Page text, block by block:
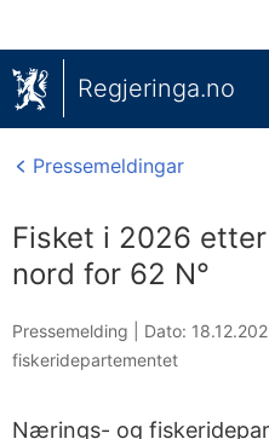
Regjeringa.no
Pressemeldingar
Fisket i 2026
nord for 62 N°
Pressemelding | Dato:
fiskeridepartementet
Nærings- og